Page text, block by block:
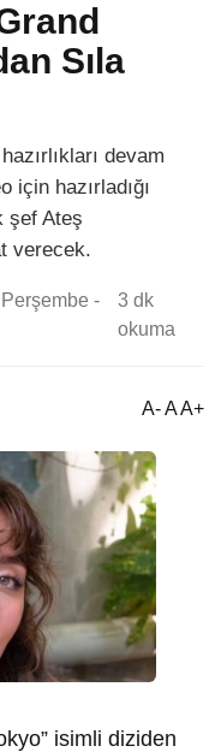
Sıla
devam
için hazırladığı
şef Ateş
verecek.
-
3 dk
okuma
A- A A+
isimli diziden